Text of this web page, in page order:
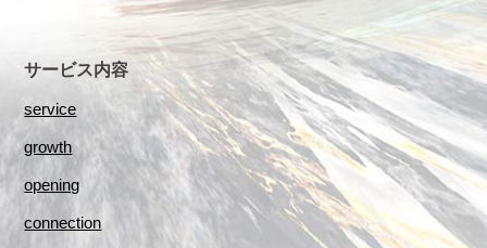
サービス内容
service
growth
opening
connection